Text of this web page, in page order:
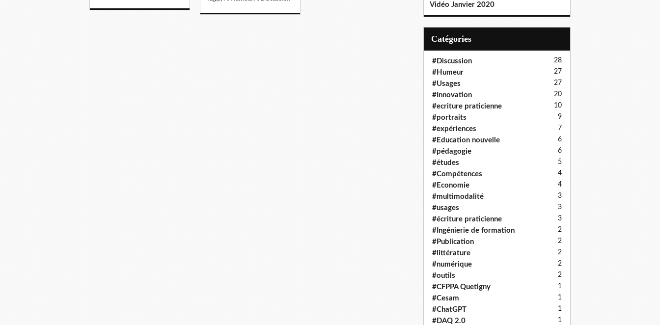
Vidéo Janvier 2020
Catégories
#Discussion 28
#Humeur 27
#Usages 27
#Innovation 20
#ecriture praticienne 10
#portraits 9
#expériences 7
#Education nouvelle 6
#pédagogie 6
#études 5
#Compétences 4
#Economie 4
#multimodalité 3
#usages 3
#écriture praticienne 3
#Ingénierie de formation 2
#Publication 2
#littérature 2
#numérique 2
#outils 2
#CFPPA Quetigny 1
#Cesam 1
#ChatGPT 1
#DAQ 2.0 1